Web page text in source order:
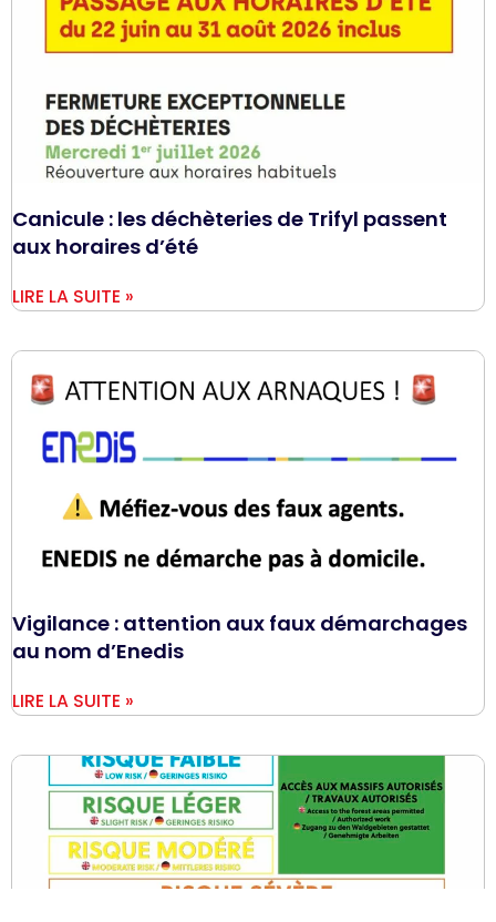
Canicule : les déchèteries de Trifyl passent
aux horaires d’été
LIRE LA SUITE »
Vigilance : attention aux faux démarchages
au nom d’Enedis
LIRE LA SUITE »